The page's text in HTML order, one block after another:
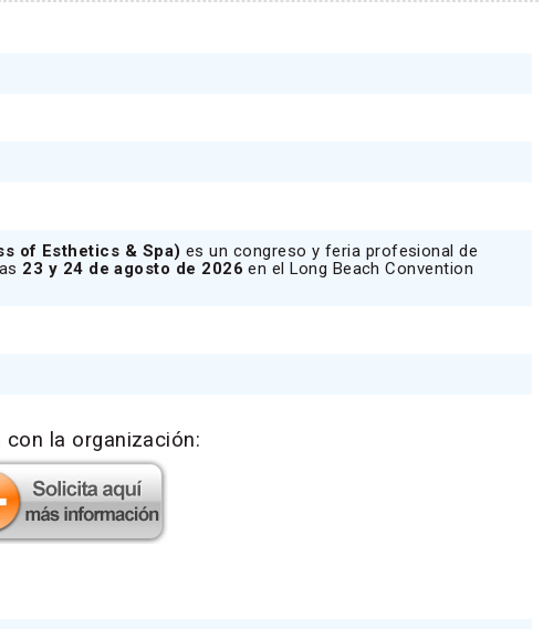
of Esthetics & Spa) es un congreso y feria profesional de
23 y 24 de agosto de 2026 en el Long Beach Convention
con la organización: